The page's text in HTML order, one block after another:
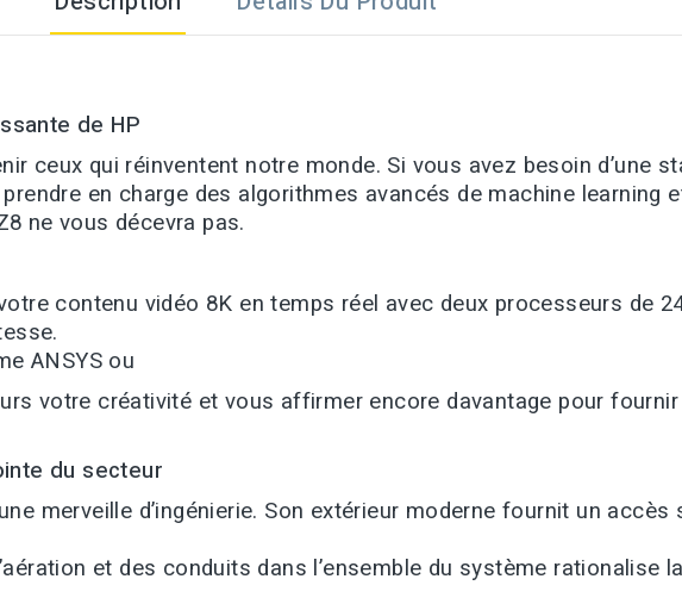
de HP
ceux qui réinventent notre monde. Si vous avez besoin d’une
en charge des algorithmes avancés de machine learning
ne vous décevra pas.
contenu vidéo 8K en temps réel avec deux processeurs de
ANSYS ou
votre créativité et vous affirmer encore davantage pour
du secteur
merveille d’ingénierie. Son extérieur moderne fournit un
et des conduits dans l’ensemble du système rationalise